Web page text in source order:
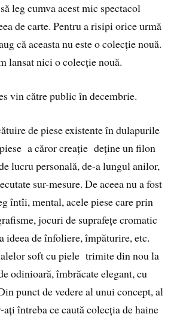
leg cumva acest mic spectacol
de carte. Pentru a risipi orice urmă
că aceasta nu este o colecție nouă.
lansat nici o colecție nouă.
vin către public în decembrie.
de piese existente în dulapurile
a căror creație deține un filon
lucru personală, de-a lungul anilor,
sur-mesure. De aceea nu a fost
întîi, mental, acele piese care prin
jocuri de suprafețe cromatic
ideea de înfoliere, împăturire, etc.
soft cu piele trimite din nou la
odinioară, îmbrăcate elegant, cu
punct de vedere al unui concept, al
întreba ce caută colecția de haine